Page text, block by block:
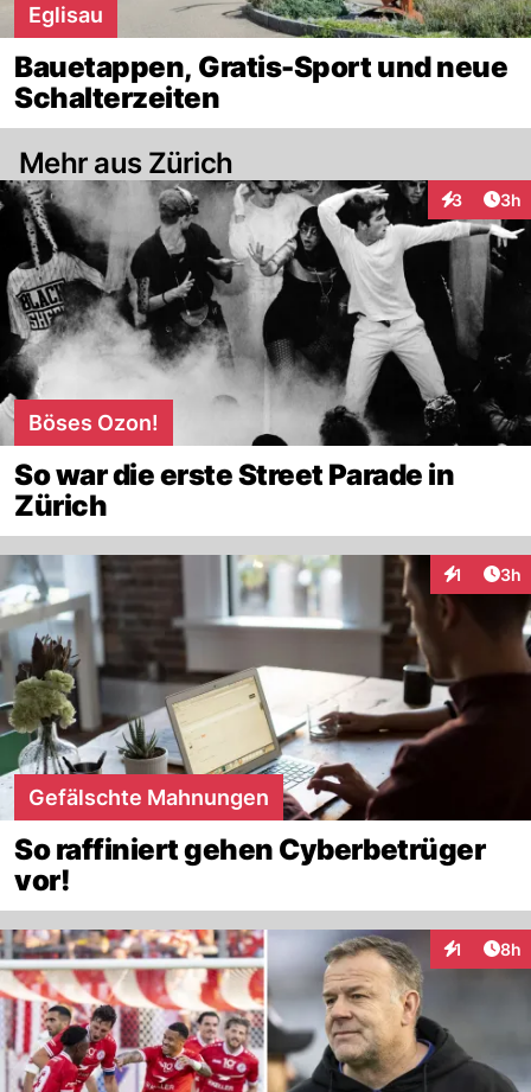
Eglisau
Bauetappen, Gratis-Sport und neue
Schalterzeiten
Mehr aus Zürich
3 3h
Böses Ozon!
So war die erste Street Parade in
Zürich
1 3h
Gefälschte Mahnungen
So raffiniert gehen Cyberbetrüger
vor!
1 8h